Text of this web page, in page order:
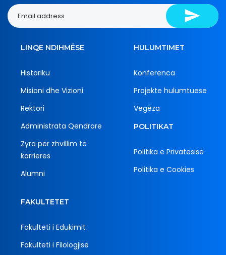
LINQE NDIHMËSE
Historiku
Misioni dhe Vizioni
Rektori
Administrata Qendrore
Zyra për zhvillim të
karrieres
Alumni
HULUMTIMET
Konferenca
Projekte hulumtuese
Vegëza
POLITIKAT
Politika e Privatësisë
Politika e Cookies
FAKULTETET
Fakulteti i Edukimit
Fakulteti i Filologjisë